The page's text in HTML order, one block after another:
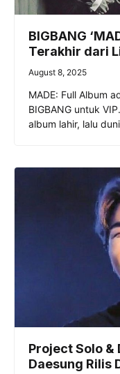
BIGBANG
Terakhir dari
August 8, 2025
MADE: Full Album
BIGBANG untuk
album lahir, lalu
Project Solo &
Daesung Rilis